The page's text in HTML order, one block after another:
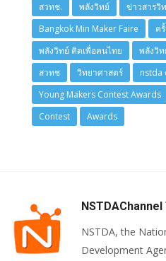
สวทช. พลังวิทย์
ข่าวสารวิ
Bangkok Min Maker Faire
ค
พลังวิทย์ คิดเพื่อคนไทย
พลังวิ
สวทช
วิทยาศาสตร์ nstda
Young Makers Contest Awards
Contest
Awards
NSTDA, the
Development